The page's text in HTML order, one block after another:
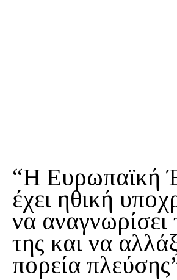
“Η Ευρωπαϊκή
έχει ηθική
να αναγνωρίσει
της και να
πορεία